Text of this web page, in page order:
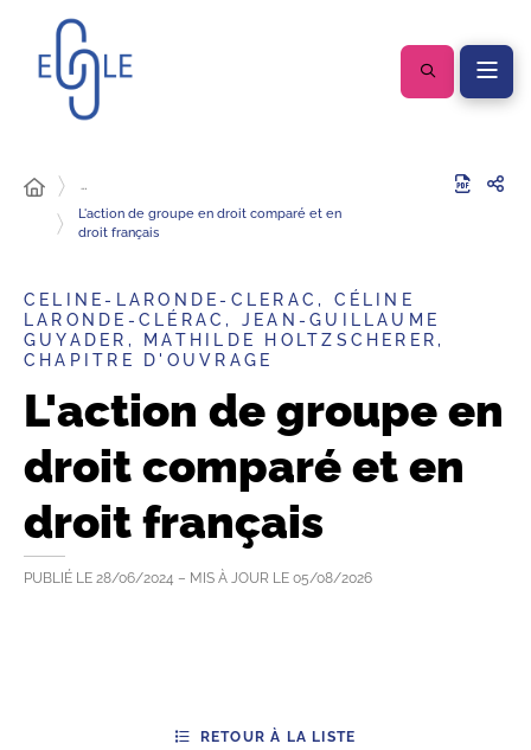
…
L'action de groupe en droit comparé et en
droit français
CELINE-LARONDE-CLERAC, CÉLINE
LARONDE-CLÉRAC, JEAN-GUILLAUME
GUYADER, MATHILDE HOLTZSCHERER,
CHAPITRE D'OUVRAGE
L'action de groupe en
droit comparé et en
droit français
PUBLIÉ LE 28/06/2024 – MIS À JOUR LE 05/08/2026
RETOUR À LA LISTE